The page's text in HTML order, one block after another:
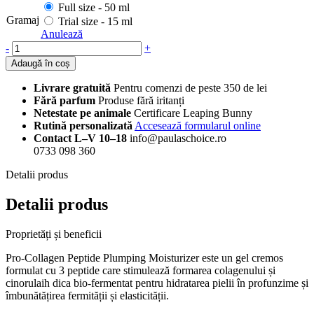
Gramaj
Full size - 50 ml
Trial size - 15 ml
Anulează
Cantitate
- +
Adaugă în coș
Livrare gratuită Pentru comenzi de peste 350 de lei
Fără parfum Produse fără iritanți
Netestate pe animale Certificare Leaping Bunny
Rutină personalizată Accesează formularul online
Contact L–V 10–18 info@paulaschoice.ro
0733 098 360
Detalii produs
Detalii produs
Proprietăți și beneficii
Pro-Collagen Peptide Plumping Moisturizer este un gel cremos
formulat cu 3 peptide care stimulează formarea colagenului și
cinorulaih dica bio-fermentat pentru hidratarea pielii în profunzime și
îmbunătățirea fermității și elasticității.